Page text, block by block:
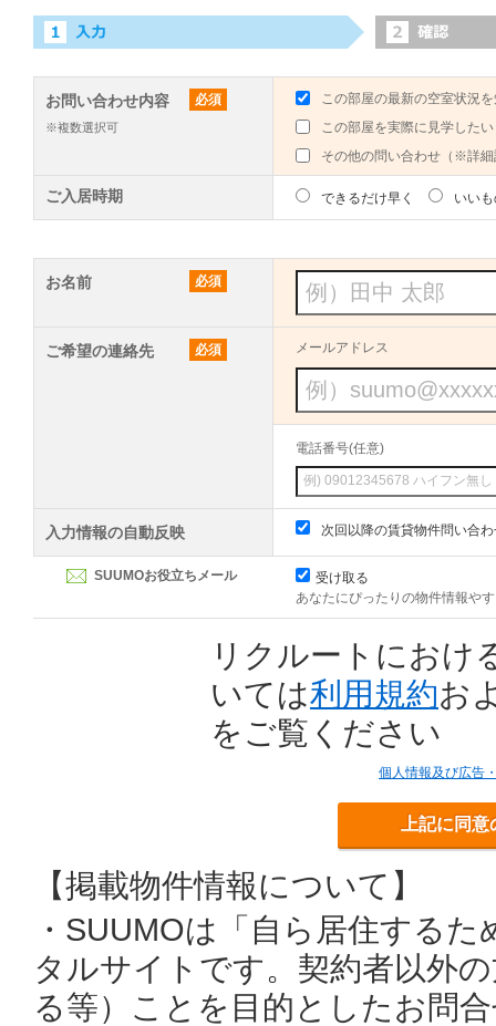
お問い合わせ内容 必須
※複数選択可
この部屋の最新の空室状況
この部屋を実際に見学したい
その他の問い合わせ（※詳
ご入居時期 できるだけ早く いい
お名前 必須
ご希望の連絡先 必須 メールアドレス
電話番号(任意)
入力情報の自動反映 次回以降の賃貸物件問い合
SUUMOお役立ちメール
受け取る
あなたにぴったりの物件情報や
リクルートにおけ
いては利用規約お
をご覧ください
個人情報及び広告
上記に同
【掲載物件情報について】
・SUUMOは「自ら居住する
タルサイトです。契約者以外
る等）ことを目的としたお問